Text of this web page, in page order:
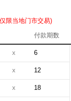
限当地门市交易)
付款期数
x 6
x 12
x 18